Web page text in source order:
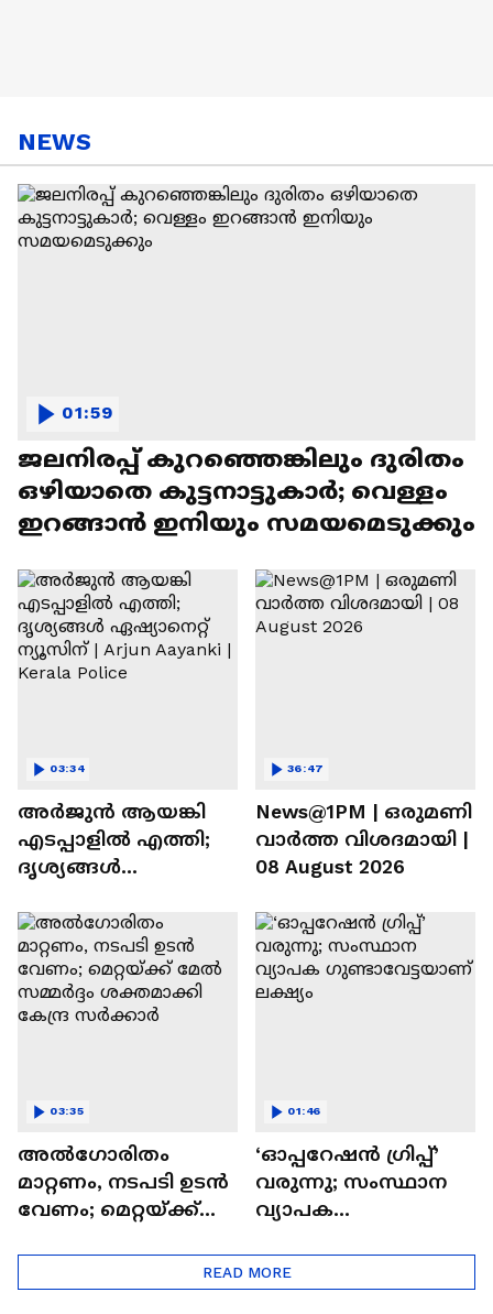
NEWS
ജലനിരപ്പ് കുറഞ്ഞെങ്കിലും ദുരിതം
ഒഴിയാതെ കുട്ടനാട്ടുകാര്‍; വെള്ളം
ഇറങ്ങാൻ ഇനിയും സമയമെടുക്കും
01:59
അർജുൻ ആയങ്കി
എടപ്പാളിൽ എത്തി;
ദൃശ്യങ്ങൾ
Arjun Aayanki | Kerala
Police
03:34
News@1PM | ഒരുമണി
വാർത്ത വിശദമായി |
08 August 2026
36:47
അൽഗോരിതം
മാറ്റണം, നടപടി ഉടൻ
വേണം; മെറ്റയ്ക്ക്
ശക്തമാക്കി കേന്ദ്ര
സർക്കാർ
03:35
‘ഓപ്പറേഷൻ ഗ്രിപ്പ്’
വരുന്നു; സംസ്ഥാന
വ്യാപക
ലക്ഷ്യം
01:46
READ MORE